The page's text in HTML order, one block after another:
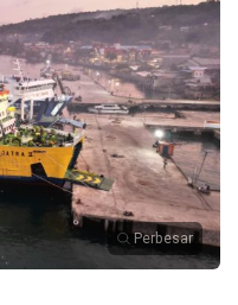
Perbesar